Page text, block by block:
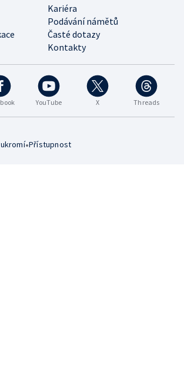
Kariéra
Podávání námětů
Časté dotazy
Kontakty
YouTube X Threads
•Přístupnost